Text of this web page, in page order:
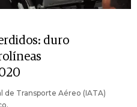
duro
de Transporte Aéreo (IATA)